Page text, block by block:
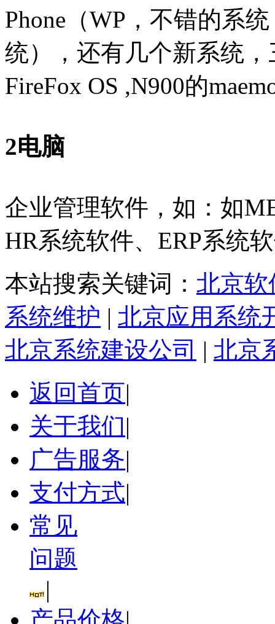
Phone（WP，不错的系
统），还有几个新系统
FireFox OS ,N900的
2电脑
企业管理软件，如：如
HR系统软件、ERP系统
本站搜索关键词： 北京软
系统维护 | 北京应用系统
北京系统建设公司 | 北京
返回首页|
关于我们|
广告服务|
支付方式|
常见
问题
|